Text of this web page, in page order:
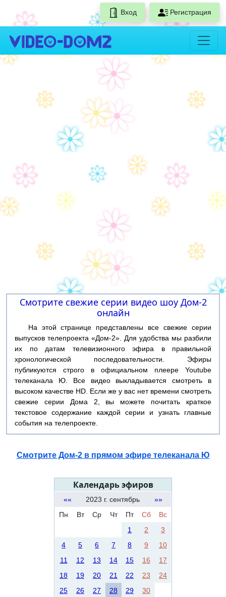
Вход Регистрация
Смотрите свежие серии видео шоу Дом-2
онлайн
На этой странице представлены все свежие серии
выпусков телепроекта «Дом-2». Для удобства мы разбили
их по датам телевизионного эфира в правильной
хронологической последовательности. Эфиры
публикуются строго в официальном плеере Youtube
телеканала Ю. Все видео выкладывается смотреть в
высоком качестве HD. Если же у вас нет времени смотреть
свежие серии Дома 2, вы можете почитать краткое
текстовое содержание каждой серии и узнать главные
события на телепроекте.
Смотрите Дом-2 в прямом эфире телеканала Ю
Календарь эфиров
«« 2023 г. сентябрь
»»
Пн
Вт Ср Чт Пт Сб
Вс
1
2
3
4
5 6 7 8 9
10
11
12 13 14 15 16
17
18
19 20 21 22 23
24
25
26 27 28 29
30